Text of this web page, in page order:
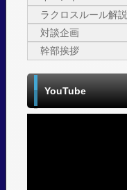
ラクロスルール解説
対談企画
幹部挨拶
YouTube